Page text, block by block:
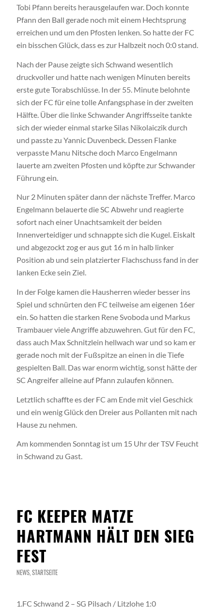
Tobi Pfann bereits herausgelaufen war. Doch konnte
Pfann den Ball gerade noch mit einem Hechtsprung
erreichen und um den Pfosten lenken. So hatte der FC
ein bisschen Glück, dass es zur Halbzeit noch 0:0 stand.
Nach der Pause zeigte sich Schwand wesentlich
druckvoller und hatte nach wenigen Minuten bereits
erste gute Torabschlüsse. In der 55. Minute belohnte
sich der FC für eine tolle Anfangsphase in der zweiten
Hälfte. Über die linke Schwander Angriffsseite tankte
sich der wieder einmal starke Silas Nikolaiczik durch
und passte zu Yannic Duvenbeck. Dessen Flanke
verpasste Manu Nitsche doch Marco Engelmann
lauerte am zweiten Pfosten und köpfte zur Schwander
Führung ein.
Nur 2 Minuten später dann der nächste Treffer. Marco
Engelmann belauerte die SC Abwehr und reagierte
sofort nach einer Unachtsamkeit der beiden
Innenverteidiger und schnappte sich die Kugel. Eiskalt
und abgezockt zog er aus gut 16 m in halb linker
Position ab und sein platzierter Flachschuss fand in der
lanken Ecke sein Ziel.
In der Folge kamen die Hausherren wieder besser ins
Spiel und schnürten den FC teilweise am eigenen 16er
ein. So hatten die starken Rene Svoboda und Markus
Trambauer viele Angriffe abzuwehren. Gut für den FC,
dass auch Max Schnitzlein hellwach war und so kam er
gerade noch mit der Fußspitze an einen in die Tiefe
gespielten Ball. Das war enorm wichtig, sonst hätte der
SC Angreifer alleine auf Pfann zulaufen können.
Letztlich schaffte es der FC am Ende mit viel Geschick
und ein wenig Glück den Dreier aus Pollanten mit nach
Hause zu nehmen.
Am kommenden Sonntag ist um 15 Uhr der TSV Feucht
in Schwand zu Gast.
FC KEEPER MATZE
HARTMANN HÄLT DEN SIEG
FEST
NEWS, STARTSEITE
1.FC Schwand 2 – SG Pilsach / Litzlohe 1:0